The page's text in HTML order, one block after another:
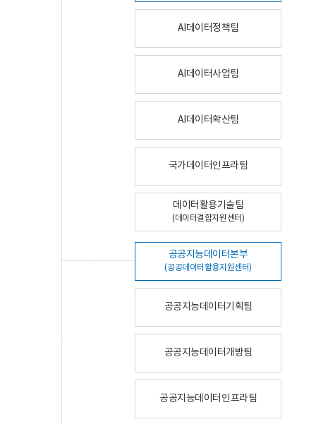
AI데이터정책팀
AI데이터사업팀
AI데이터확산팀
국가데이터인프라팀
데이터활용기술팀
(데이터결합지원센터)
공공지능데이터본부
(공공데이터활용지원센터)
공공지능데이터기획팀
공공지능데이터개방팀
공공지능데이터인프라팀